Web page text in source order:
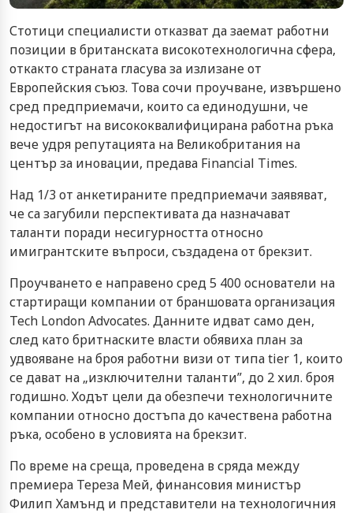
Стотици специалисти отказват да заемат работни
позиции в британската високотехнологична сфера,
откакто страната гласува за излизане от
Европейския съюз. Това сочи проучване, извършено
сред предприемачи, които са единодушни, че
недостигът на висококвалифицирана работна ръка
вече удря репутацията на Великобритания на
център за иновации, предава Financial Times.
Над 1/3 от анкетираните предприемачи заявяват,
че са загубили перспективата да назначават
таланти поради несигурността относно
имигрантските въпроси, създадена от брекзит.
Проучването е направено сред 5 400 основатели на
стартиращи компании от браншовата организация
Tech London Advocates. Данните идват само ден,
след като бритнаските власти обявиха план за
удвояване на броя работни визи от типа tier 1, които
се дават на „изключителни таланти”, до 2 хил. броя
годишно. Ходът цели да обезпечи технологичните
компании относно достъпа до качествена работна
ръка, особено в условията на брекзит.
По време на среща, проведена в сряда между
премиера Тереза Мей, финансовия министър
Филип Хамънд и представители на технологичния